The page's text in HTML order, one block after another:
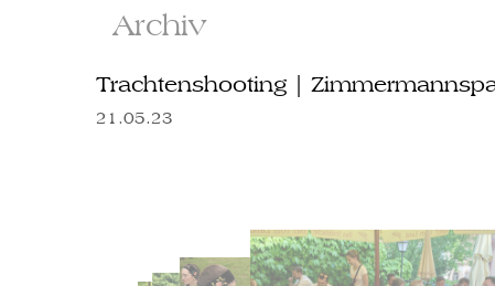
Archiv
Trachtenshooting |
21.05.23